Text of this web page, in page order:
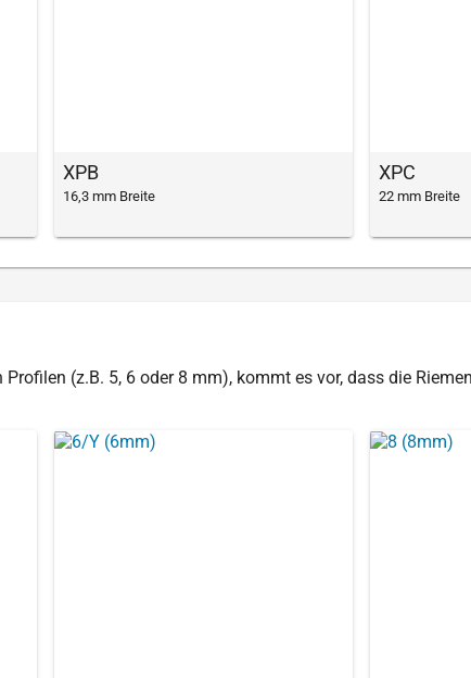
XPB
16,3 mm Breite
XPC
22 mm Breite
(z.B. 5, 6 oder 8 mm), kommt es vor, dass die